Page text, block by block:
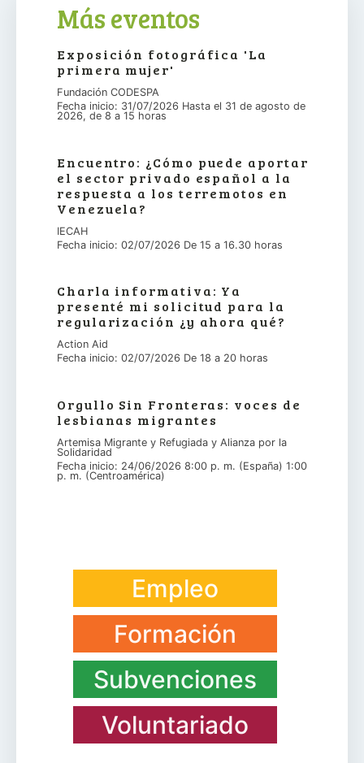
Más eventos
Exposición fotográfica 'La
primera mujer'
Fundación CODESPA
Fecha inicio: 31/07/2026 Hasta el 31 de agosto de
2026, de 8 a 15 horas
Encuentro: ¿Cómo puede aportar
el sector privado español a la
respuesta a los terremotos en
Venezuela?
IECAH
Fecha inicio: 02/07/2026 De 15 a 16.30 horas
Charla informativa: Ya
presenté mi solicitud para la
regularización ¿y ahora qué?
Action Aid
Fecha inicio: 02/07/2026 De 18 a 20 horas
Orgullo Sin Fronteras: voces de
lesbianas migrantes
Artemisa Migrante y Refugiada y Alianza por la
Solidaridad
Fecha inicio: 24/06/2026 8:00 p. m. (España) 1:00
p. m. (Centroamérica)
Empleo
Formación
Subvenciones
Voluntariado